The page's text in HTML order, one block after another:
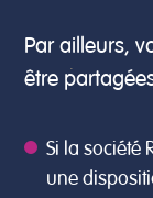
Par ailleurs,
être
Si la société
une